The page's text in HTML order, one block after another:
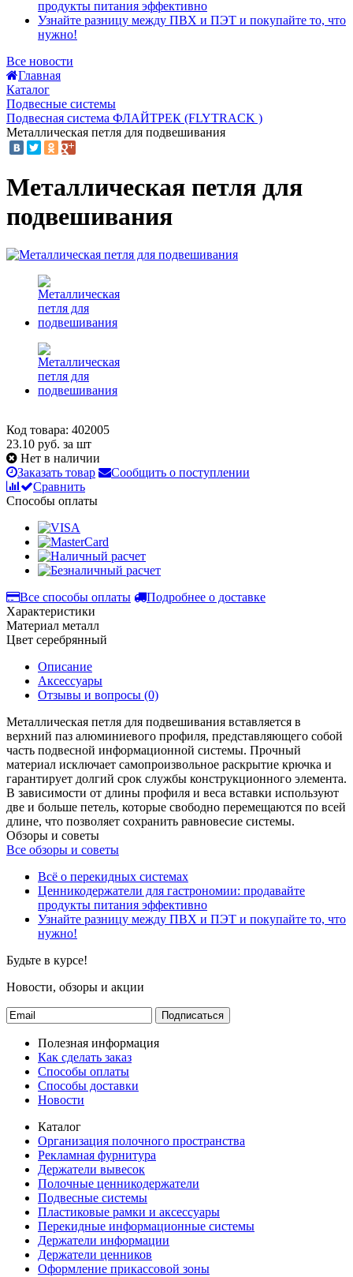
продукты питания эффективно
Узнайте разницу между ПВХ и ПЭТ и покупайте то, что
нужно!
Все новости
Главная
Каталог
Подвесные системы
Подвесная система ФЛАЙТРЕК (FLYTRACK )
Металлическая петля для подвешивания
Металлическая петля для
подвешивания
Код товара: 402005
23.10 руб. за шт
Нет в наличии
Заказать товар
Сообщить о поступлении
Сравнить
Способы оплаты
Все способы оплаты
Подробнее о доставке
Характеристики
Материал металл
Цвет серебрянный
Описание
Аксессуары
Отзывы и вопросы (0)
Металлическая петля для подвешивания вставляется в
верхний паз алюминиевого профиля, представляющего собой
часть подвесной информационной системы. Прочный
материал исключает самопроизвольное раскрытие крючка и
гарантирует долгий срок службы конструкционного элемента.
В зависимости от длины профиля и веса вставки используют
две и больше петель, которые свободно перемещаются по всей
длине, что позволяет сохранить равновесие системы.
Обзоры и советы
Все обзоры и советы
Всё о перекидных системах
Ценникодержатели для гастрономии: продавайте
продукты питания эффективно
Узнайте разницу между ПВХ и ПЭТ и покупайте то, что
нужно!
Будьте в курсе!
Новости, обзоры и акции
Подписаться
Полезная информация
Как сделать заказ
Способы оплаты
Способы доставки
Новости
Каталог
Организация полочного пространства
Рекламная фурнитура
Держатели вывесок
Полочные ценникодержатели
Подвесные системы
Пластиковые рамки и аксессуары
Перекидные информационные системы
Держатели информации
Держатели ценников
Оформление прикассовой зоны